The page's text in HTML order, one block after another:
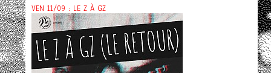
VEN 11/09 : LE Z À GZ